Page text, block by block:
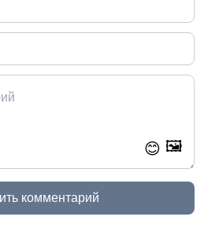
😊 🖼️
комментарий